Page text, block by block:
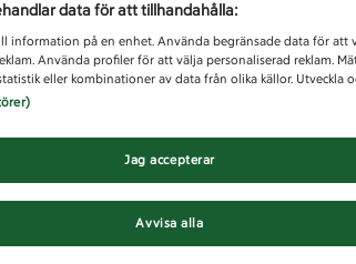
data för att tillhandahålla:
information på en enhet. Använda begränsade data för att
Använda profiler för att välja personaliserad reklam.
eller kombinationer av data från olika källor. Utveckla
Avvisa alla
Jag accepterar